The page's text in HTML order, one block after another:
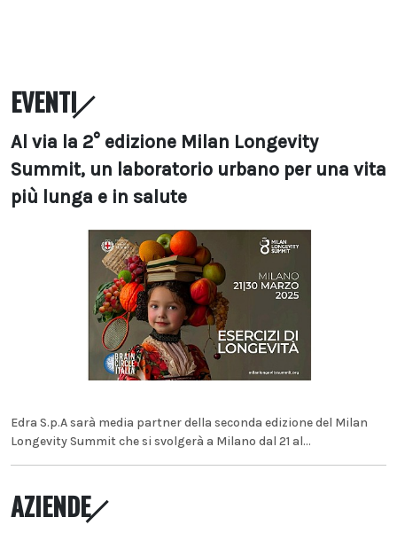
EVENTI
Al via la 2° edizione Milan Longevity
Summit, un laboratorio urbano per una vita
più lunga e in salute
Edra S.p.A sarà media partner della seconda edizione del Milan
Longevity Summit che si svolgerà a Milano dal 21 al...
AZIENDE